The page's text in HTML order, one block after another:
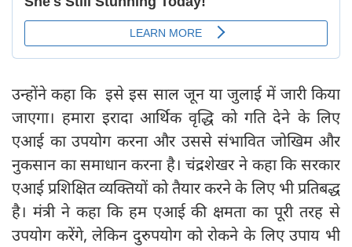
उन्होंने कहा कि इसे इस साल जून या जुलाई में जारी किया
जाएगा। हमारा इरादा आर्थिक वृद्धि को गति देने के लिए
एआई का उपयोग करना और उससे संभावित जोखिम और
नुकसान का समाधान करना है। चंद्रशेखर ने कहा कि सरकार
एआई प्रशिक्षित व्यक्तियों को तैयार करने के लिए भी प्रतिबद्ध
है। मंत्री ने कहा कि हम एआई की क्षमता का पूरी तरह से
उपयोग करेंगे, लेकिन दुरुपयोग को रोकने के लिए उपाय भी